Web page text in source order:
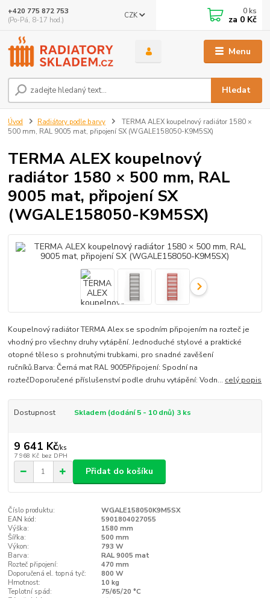
Menu
CZK
Hledat
+420 775 872 753
(Po-Pá, 8-17 hod.)
0 ks
za 0 Kč
Úvod Radiátory podle barvy
TERMA ALEX koupelnový radiátor 1580 ×
500 mm, RAL 9005 mat, připojení SX (WGALE158050-K9M5SX)
TERMA ALEX koupelnový
radiátor 1580 × 500 mm, RAL
9005 mat, připojení SX
(WGALE158050-K9M5SX)
Koupelnový radiátor TERMA Alex se spodním připojením na rozteč je
vhodný pro všechny druhy vytápění. Jednoduché stylové a praktické
otopné těleso s prohnutými trubkami, pro snadné zavěšení
ručníků.Barva: Černá mat RAL 9005Připojení: Spodní na
roztečDoporučené příslušenství podle druhu vytápění: Vodn... celý popis
Dostupnost Skladem (dodání 5 - 10 dnů) 3 ks
9 641 Kč/ks
7 968 Kč bez DPH
Přidat do košíku
Číslo produktu:
WGALE158050K9M5SX
EAN kód:
5901804027055
Výška:
1580 mm
Šířka:
500 mm
Výkon:
793 W
Barva:
RAL 9005 mat
Rozteč připojení:
470 mm
Doporučená el. topná tyč:
800 W
Hmotnost:
10 kg
Teplotní spád:
75/65/20 °C